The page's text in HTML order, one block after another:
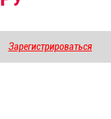
Зарегистрироваться